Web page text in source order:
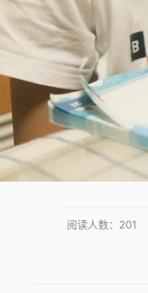
阅读人数： 201